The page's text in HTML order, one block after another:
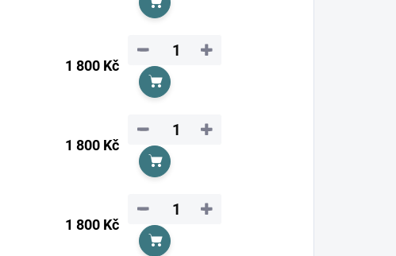
Do košíku
1 800 Kč
+
−
Do košíku
1 800 Kč
+
−
Do košíku
1 800 Kč
+
−
Do košíku